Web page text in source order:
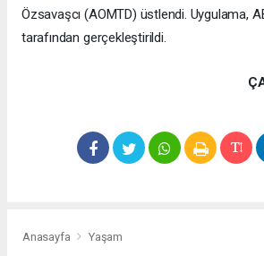
Özsavaşcı (AOMTD) üstlendi. Uygulama,
tarafından gerçekleştirildi.
Anasayfa Yaşam